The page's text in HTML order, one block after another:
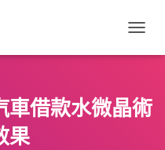
O
L
E
車借款水微晶術
果